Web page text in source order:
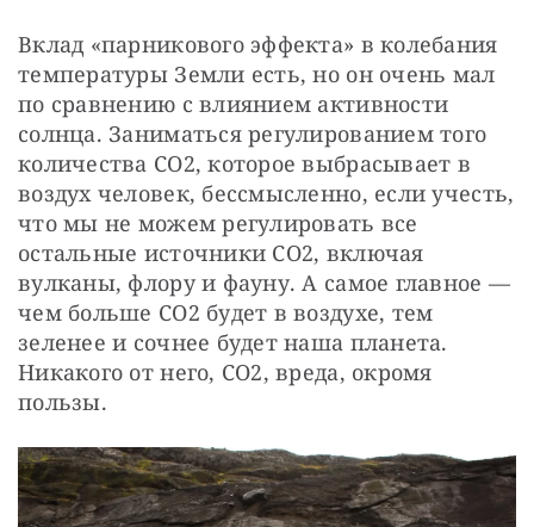
Вклад «парникового эффекта» в колебания
температуры Земли есть, но он очень мал
по сравнению с влиянием активности
солнца. Заниматься регулированием того
количества CO2, которое выбрасывает в
воздух человек, бессмысленно, если учесть,
что мы не можем регулировать все
остальные источники CO2, включая
вулканы, флору и фауну. А самое главное —
чем больше CO2 будет в воздухе, тем
зеленее и сочнее будет наша планета.
Никакого от него, CO2, вреда, окромя
пользы.